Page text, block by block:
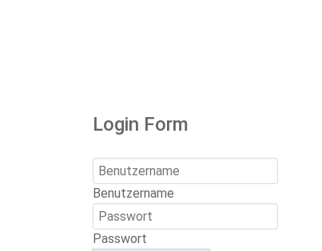
Login Form
Benutzername
Passwort